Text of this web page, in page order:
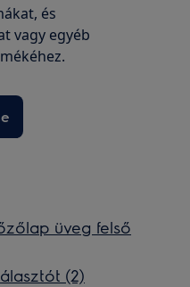
és
vagy egyéb
üveg felső
(2)